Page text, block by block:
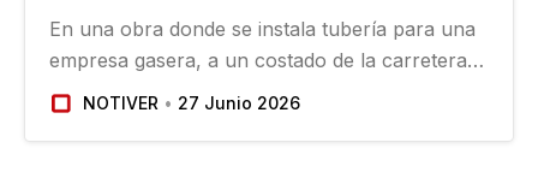
En una obra donde se instala tubería para una
empresa gasera, a un costado de la carretera
federal Veracruz-Xalapa, un estudiante de
NOTIVER 27 Junio 2026